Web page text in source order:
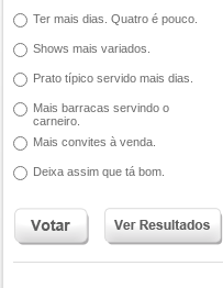
Ter mais dias. Quatro é pouco.
Shows mais variados.
Prato típico servido mais dias.
Mais barracas servindo o
carneiro.
Mais convites à venda.
Deixa assim que tá bom.